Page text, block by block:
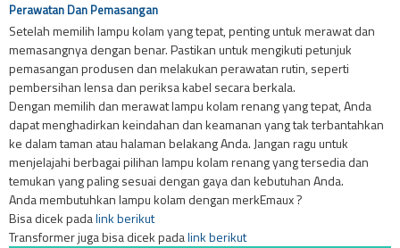
Perawatan Dan Pemasangan
Setelah memilih lampu kolam yang tepat, penting untuk merawat dan
memasangnya dengan benar. Pastikan untuk mengikuti petunjuk
pemasangan produsen dan melakukan perawatan rutin, seperti
pembersihan lensa dan periksa kabel secara berkala.
Dengan memilih dan merawat lampu kolam renang yang tepat, Anda
dapat menghadirkan keindahan dan keamanan yang tak terbantahkan
ke dalam taman atau halaman belakang Anda. Jangan ragu untuk
menjelajahi berbagai pilihan lampu kolam renang yang tersedia dan
temukan yang paling sesuai dengan gaya dan kebutuhan Anda.
Anda membutuhkan lampu kolam dengan merkEmaux ?
Bisa dicek padalink berikut
Transformer juga bisa dicek padalink berikut